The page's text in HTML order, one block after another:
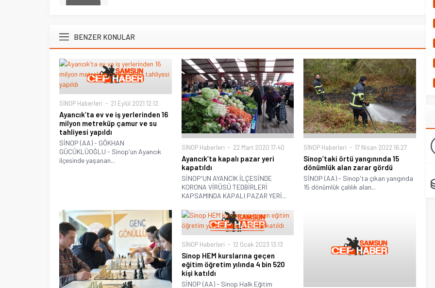
BENZER KONULAR
SİNOP Haberleri 21 Eylül 2021 12:12
Ayancık’ta ev ve iş yerlerinden 16
milyon metreküp çamur ve su
tahliyesi yapıldı
SİNOP (AA) - GÖKHAN
GÜCÜKLÜOĞLU - Sinop'un Ayancık
ilçesinde yaşanan...
SİNOP Haberleri 22 Mart 2020 17:40
Ayancık’ta kapalı pazar yeri
kapatıldı
SİNOP'UN AYANCIK İLÇESİNDE
KORONA VİRÜSÜ TEDBİRLERİ
KAPSAMINDA KAPALI PAZAR YERİ...
SİNOP Haberleri 17 Nisan 2022 16:27
Sinop’taki örtü yangınında 15
dönümlük alan zarar gördü
SİNOP (AA) - Sinop'ta çıkan yangında
15 dönümlük çalılık alan...
SİNOP Haberleri 12 Ocak 2023 13:13
Sinop HEM kurslarına geçen
eğitim öğretim yılında 4 bin 520
kişi katıldı
SİNOP (AA) - Sinop Halk Eğitim